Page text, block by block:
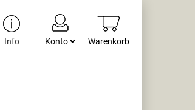
Warenkorb
Konto
Info